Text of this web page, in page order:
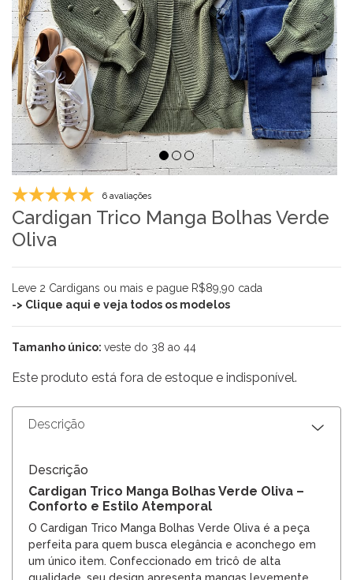
‹ ›
6 avaliações
Cardigan Trico Manga Bolhas Verde
Oliva
Leve 2 Cardigans ou mais e pague R$89,90 cada
-> Clique aqui e veja todos os modelos
Tamanho único: veste do 38 ao 44
Este produto está fora de estoque e indisponível.
Descrição
Descrição
Cardigan Trico Manga Bolhas Verde Oliva –
Conforto e Estilo Atemporal
O Cardigan Trico Manga Bolhas Verde Oliva é a peça
perfeita para quem busca elegância e aconchego em
um único item. Confeccionado em tricô de alta